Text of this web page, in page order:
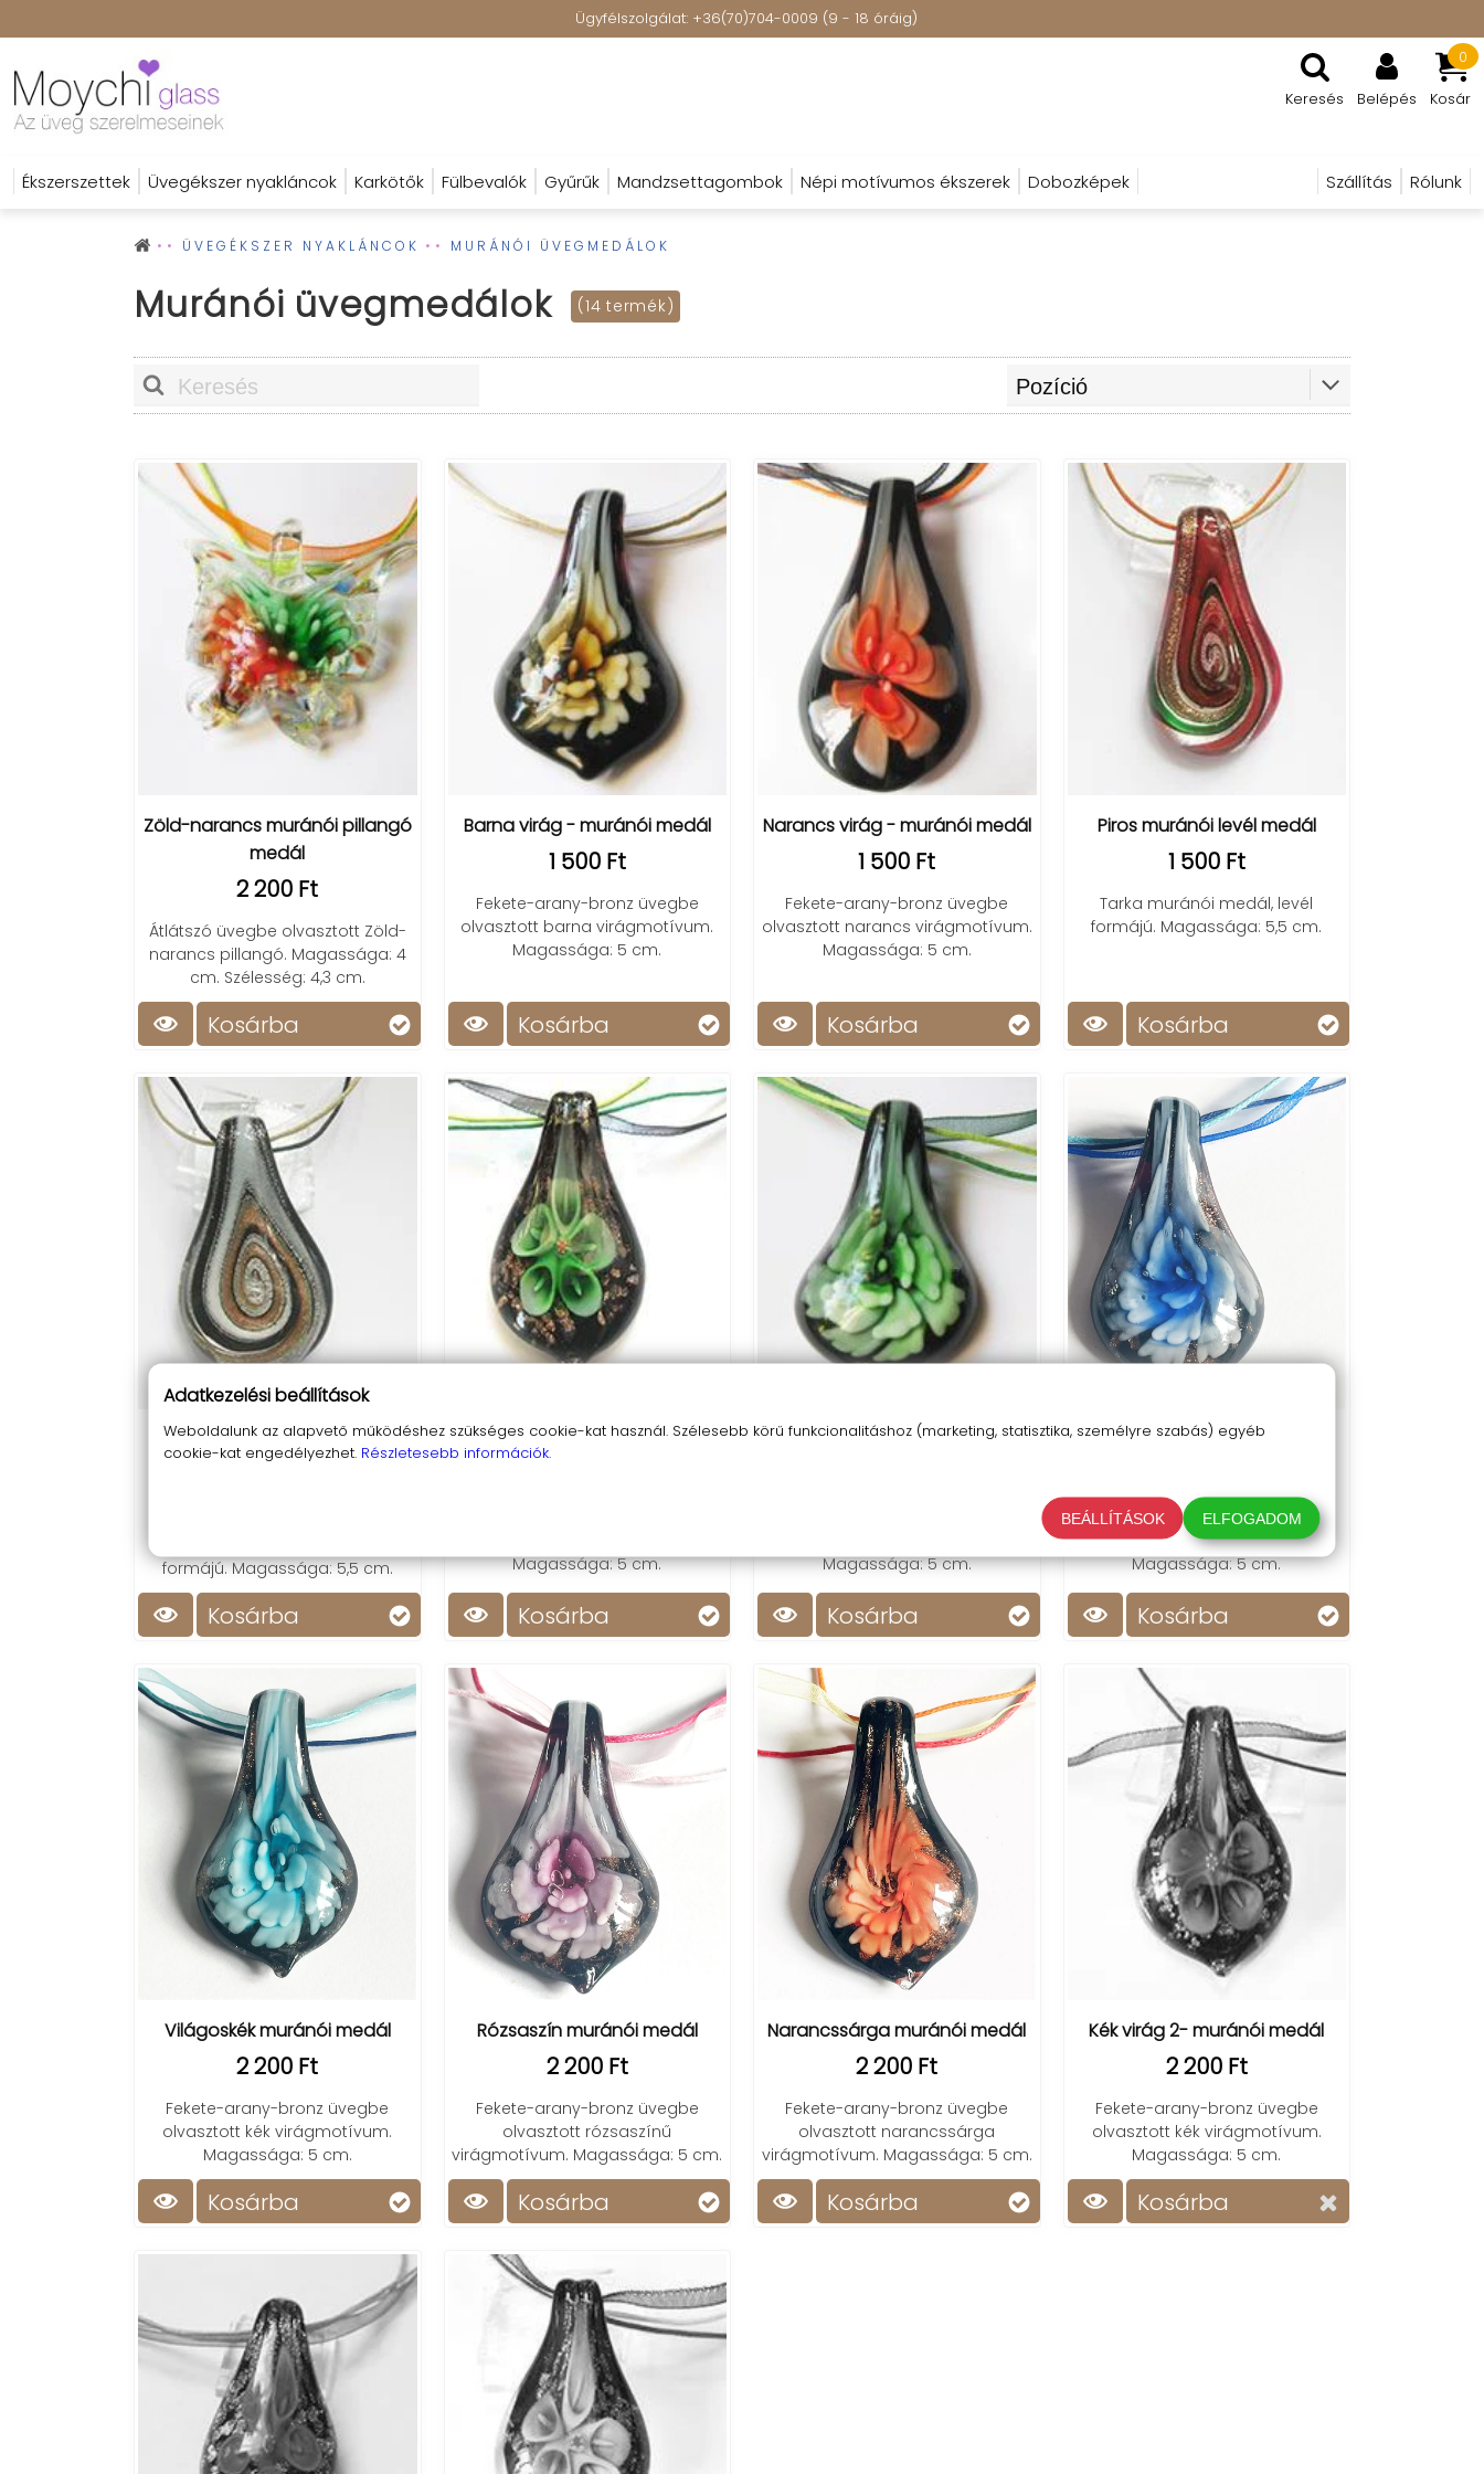
Ügyfélszolgálat: +36(70)704-0009 (9 - 18 óráig)
Keresés Belépés Kosár
0
Ékszerszettek Üvegékszer nyakláncok Karkötők Fülbevalók Rólunk
Szállítás
Gyűrűk Mandzsettagombok Népi motívumos ékszerek Dobozképek
ÜVEGÉKSZER NYAKLÁNCOK MURÁNÓI ÜVEGMEDÁLOK
Muránói üvegmedálok (14 termék)
Zöld-narancs muránói pillangó
medál
2 200 Ft
Átlátszó üvegbe olvasztott Zöld-
narancs pillangó. Magassága: 4
cm. Szélesség: 4,3 cm.
Kosárba
Barna virág - muránói medál
1 500 Ft
Fekete-arany-bronz üvegbe
olvasztott barna virágmotívum.
Magassága: 5 cm.
Kosárba
Narancs virág - muránói medál
1 500 Ft
Fekete-arany-bronz üvegbe
olvasztott narancs virágmotívum.
Magassága: 5 cm.
Kosárba
Piros muránói levél medál
1 500 Ft
Tarka muránói medál, levél
formájú. Magassága: 5,5 cm.
Kosárba
Barna-szürke muránói levél
medál
formájú. Magassága: 5,5 cm.
Kosárba
Zöld virág 2- muránói medál
Magassága: 5 cm.
Kosárba
Zöld muránói medál
Magassága: 5 cm.
Kosárba
Sötétkék muránói medál
Fekete-arany-bronz üvegbe
olvasztott kék virágmotívum.
Magassága: 5 cm.
Kosárba
Világoskék muránói medál
2 200 Ft
Fekete-arany-bronz üvegbe
olvasztott kék virágmotívum.
Magassága: 5 cm.
Kosárba
Rózsaszín muránói medál
2 200 Ft
Fekete-arany-bronz üvegbe
olvasztott rózsaszínű
virágmotívum. Magassága: 5 cm.
Kosárba
Narancssárga muránói medál
2 200 Ft
Fekete-arany-bronz üvegbe
olvasztott narancssárga
virágmotívum. Magassága: 5 cm.
Kosárba
Kék virág 2- muránói medál
2 200 Ft
Fekete-arany-bronz üvegbe
olvasztott kék virágmotívum.
Magassága: 5 cm.
Kosárba
Adatkezelési beállítások
Weboldalunk az alapvető működéshez szükséges cookie-kat használ. Szélesebb körű funkcionalitáshoz (marketing, statisztika, személyre szabás) egyéb
cookie-kat engedélyezhet. Részletesebb információk.
BEÁLLÍTÁSOK ELFOGADOM